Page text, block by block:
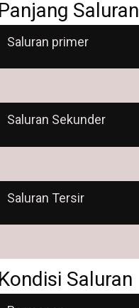
Saluran
Saluran primer
Saluran Sekunder
Saluran Tersir
Saluran